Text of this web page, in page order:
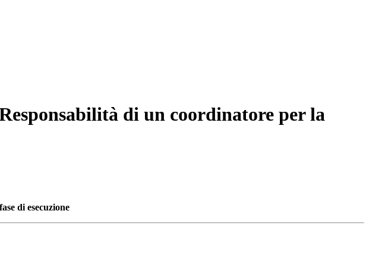
Responsabilità di un coordinatore per la
di esecuzione